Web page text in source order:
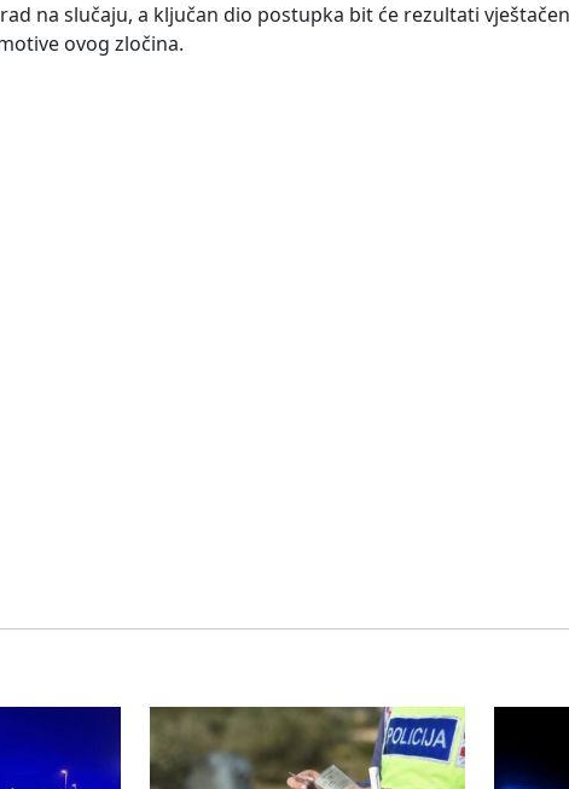
na slučaju, a ključan dio postupka bit će rezultati
ovog zločina.